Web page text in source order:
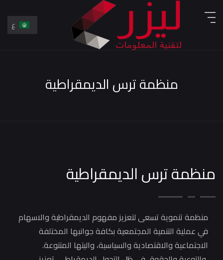
ع
En
منظمة ترس الديمقراطية
منظمة ترس الديمقراطية
منظمة تنموية تسعى لتعزيز مفهوم الديمقراطية والاسهام
في عملية التنمية المجتمعية بكافة جوانبها المختلفة
الاجتماعية والاقتصادية والسياسية، واليتها المتنوعة.